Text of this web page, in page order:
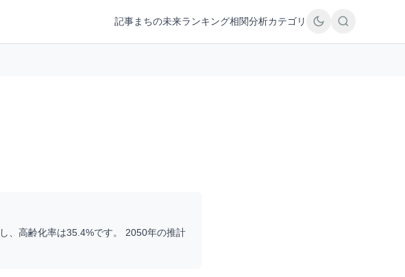
記事まちの未来ランキング相関分析カテゴリ
し、高齢化率は35.4%です。 2050年の推計